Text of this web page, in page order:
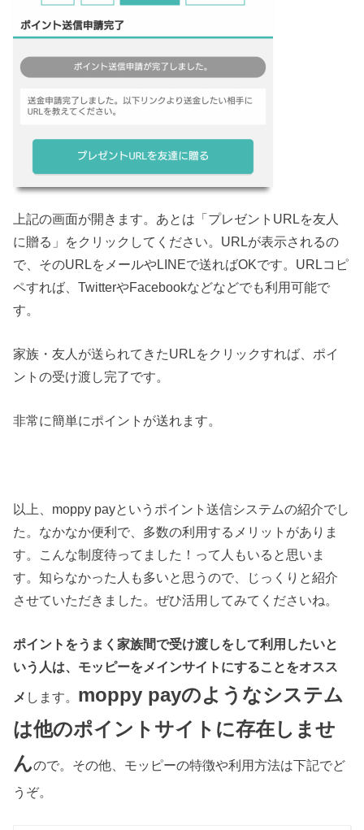
上記の画面が開きます。あとは「プレゼントURLを友人
に贈る」をクリックしてください。URLが表示されるの
で、そのURLをメールやLINEで送ればOKです。URLコピ
ペすれば、TwitterやFacebookなどなどでも利用可能で
す。
家族・友人が送られてきたURLをクリックすれば、ポイ
ントの受け渡し完了です。
非常に簡単にポイントが送れます。
以上、moppy payというポイント送信システムの紹介でし
た。なかなか便利で、多数の利用するメリットがありま
す。こんな制度待ってました！って人もいると思いま
す。知らなかった人も多いと思うので、じっくりと紹介
させていただきました。ぜひ活用してみてくださいね。
ポイントをうまく家族間で受け渡しをして利用したいと
いう人は、モッピーをメインサイトにすることをオスス
メ します。 moppy payのようなシステム
は他のポイントサイトに存在しませ
んので。その他、モッピーの特徴や利用方法は下記でど
うぞ。